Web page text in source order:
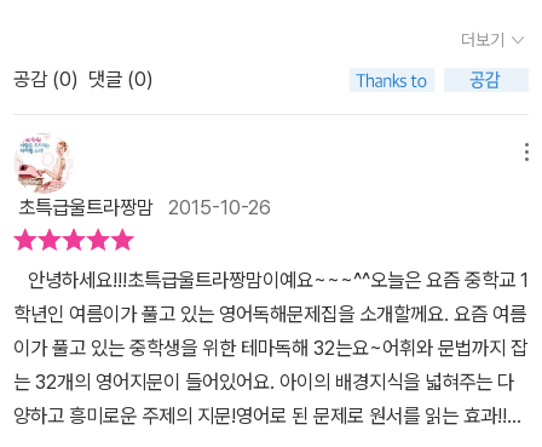
개 테마와 96개의 소재를 골라 만든 영어독해 문제집이랍니다.다양
한 테마를 가지고 만든 지문이다보니 풀다보면 배경지식도 넓혀준답
니다.또한 주제가 한가지로 치우치지 않아 아이가 지루해하지 않지
요.​​​​ 중등영어 테마독해32는 총 3권이랍니다.단어와 지문수의 차이가
있을 뿐이랍니다. 시리즈다보니 구성은 비슷하구요~지문의 난이도
는 교과서보다 살짝 높은 수준??​​ 각 테마가 시작되기 전 마인드맵
으로 어휘를 다룬답니다.중간중간 빈 부분은 미리 찾아서 채우고 시
작하면 영어독해할 때 도움이 되겠더군요. ^^​ ​한챕터에 80~130단어
의 지문 2개와 150~210단어의 지문 2개 이렇게 4개의 지문을 만나
게 된답니다.지문이 짧다고 난이도까지 낮은건 아니랍니다.물론 지문
의 길이가 길다고 난이도가 올라가는건 아니구요~영어단어가 취약
점인 이다양은 모르는 단어가 꽤 많은 듯 싶네요.형광펜으로 칠해놓
더보기
공감 (0) 댓글 (0)
초특급울트라짱맘 2015-10-26
안녕하세요!!!초특급울트라짱맘이예요~~~^^오늘은 요즘 중학교 1
학년인 여름이가 풀고 있는 영어독해문제집을 소개할께요. ​요즘 여름
이가 풀고 있는 중학생을 위한 테마독해 32는요~어휘와 문법까지 잡
는 32개의 영어지문이 들어있어요.​​ ​​아이의 배경지식을 넓혀주는 다
양하고 흥미로운 주제의 지문!영어로 된 문제로 원서를 읽는 효과!!중